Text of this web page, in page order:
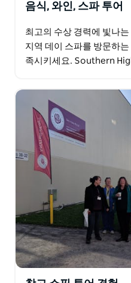
음식, 와인, 스파 투어
최고의 수상 경력에 빛나
지역 데이 스파를 방문하
족시키세요. Southern